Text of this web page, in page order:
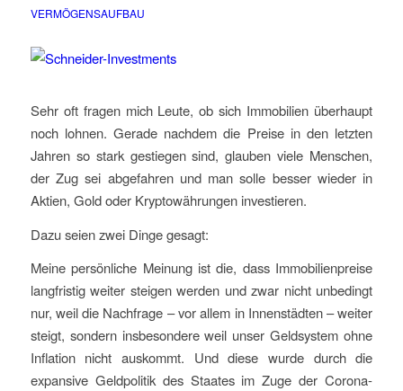
VERMÖGENSAUFBAU
Sehr oft fragen mich Leute, ob sich Immobilien überhaupt
noch lohnen. Gerade nachdem die Preise in den letzten
Jahren so stark gestiegen sind, glauben viele Menschen,
der Zug sei abgefahren und man solle besser wieder in
Aktien, Gold oder Kryptowährungen investieren.
Dazu seien zwei Dinge gesagt:
Meine persönliche Meinung ist die, dass Immobilienpreise
langfristig weiter steigen werden und zwar nicht unbedingt
nur, weil die Nachfrage – vor allem in Innenstädten – weiter
steigt, sondern insbesondere weil unser Geldsystem ohne
Inflation nicht auskommt. Und diese wurde durch die
expansive Geldpolitik des Staates im Zuge der Corona-